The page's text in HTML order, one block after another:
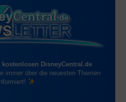
kostenlosen DisneyCentral.de
immer über die neuesten Themen